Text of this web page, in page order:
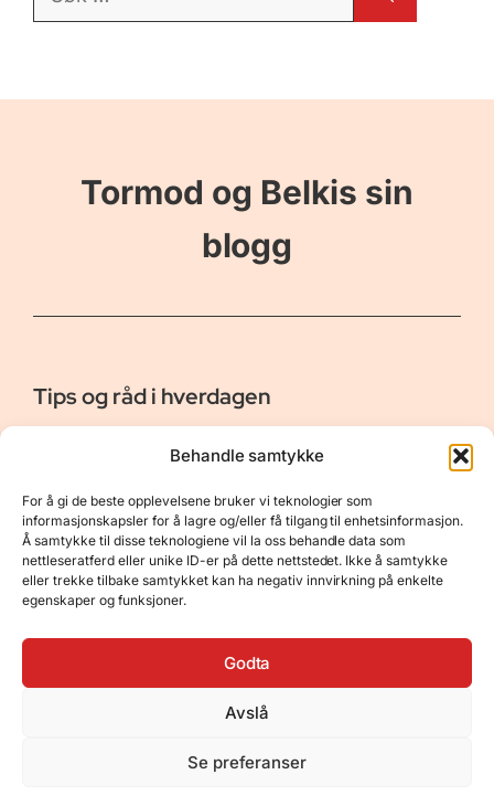
Behandle samtykke
For å gi de beste opplevelsene bruker vi teknologier som
informasjonskapsler for å lagre og/eller få tilgang til enhetsinformasjon.
Å samtykke til disse teknologiene vil la oss behandle data som
nettleseratferd eller unike ID-er på dette nettstedet. Ikke å samtykke
eller trekke tilbake samtykket kan ha negativ innvirkning på enkelte
egenskaper og funksjoner.
Godta
Avslå
Se preferanser
Tormod og Belkis sin
blogg
Tips og råd i hverdagen
Er vår bloggside hvor vi ønsker å dele våre opplevelser og
gi deg råd og tips innen reiser, hotell - og restauranter,
naturopplevelser, personlig pleie, data, film og bøker m.m.
Nyttige Linker
Om oss
Kontakt
Resurser
Personvernerklæring
Opphavsrett
GeneratePress•Hosted by